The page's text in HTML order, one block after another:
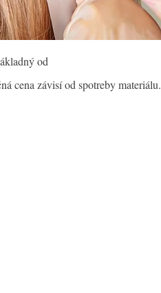
od
cena závisí od spotreby materiálu.